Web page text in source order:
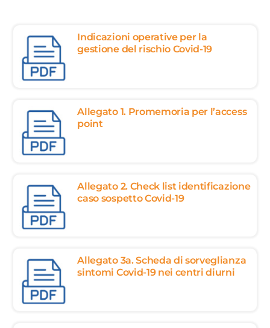
Indicazioni operative per la
gestione del rischio Covid-19
Allegato 1. Promemoria per l’access
point
Allegato 2. Check list identificazione
caso sospetto Covid-19
Allegato 3a. Scheda di sorveglianza
sintomi Covid-19 nei centri diurni